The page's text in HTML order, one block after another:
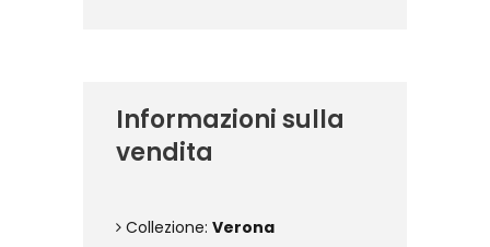
Informazioni sulla
vendita
Collezione: Verona